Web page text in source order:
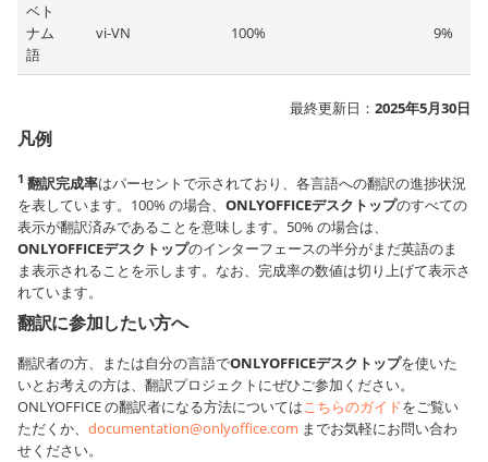
ベト
ナム
語
vi-VN 100% 9%
最終更新日： 2025年5月30日
凡例
1 翻訳完成率はパーセントで示されており、各言語への翻訳の進捗状況
を表しています。100% の場合、 ONLYOFFICEデスクトップのすべての
表示が翻訳済みであることを意味します。50% の場合は、
ONLYOFFICEデスクトップのインターフェースの半分がまだ英語のま
ま表示されることを示します。なお、完成率の数値は切り上げて表示さ
れています。
翻訳に参加したい方へ
翻訳者の方、または自分の言語でONLYOFFICEデスクトップを使いた
いとお考えの方は、翻訳プロジェクトにぜひご参加ください。
ONLYOFFICE の翻訳者になる方法についてはこちらのガイドをご覧い
ただくか、 documentation@onlyoffice.com までお気軽にお問い合わ
せください。